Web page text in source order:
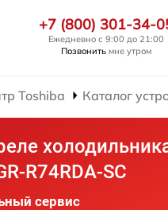
+7 (800) 301-34-
Ежедневно с 9:00 до 21:00
Позвонить мне утром
Toshiba Каталог
R74RDA-SC
сервис